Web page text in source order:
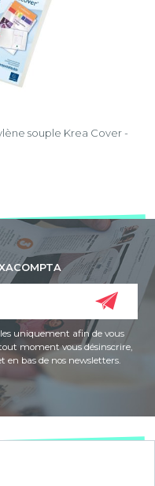
souple Krea Cover -
uniquement afin de vous
moment vous désinscrire,
bas de nos newsletters.